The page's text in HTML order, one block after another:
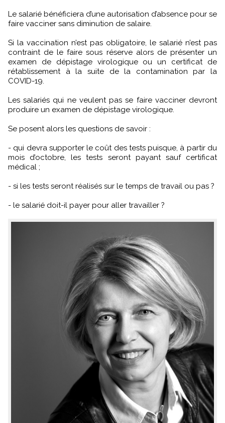
Le salarié bénéficiera d’une autorisation d’absence pour se
faire vacciner sans diminution de salaire.
Si la vaccination n’est pas obligatoire, le salarié n’est pas
contraint de le faire sous réserve alors de présenter un
examen de dépistage virologique ou un certificat de
rétablissement à la suite de la contamination par la
COVID-19.
Les salariés qui ne veulent pas se faire vacciner devront
produire un examen de dépistage virologique.
Se posent alors les questions de savoir :
- qui devra supporter le coût des tests puisque, à partir du
mois d’octobre, les tests seront payant sauf certificat
médical ;
- si les tests seront réalisés sur le temps de travail ou pas ?
- le salarié doit-il payer pour aller travailler ?